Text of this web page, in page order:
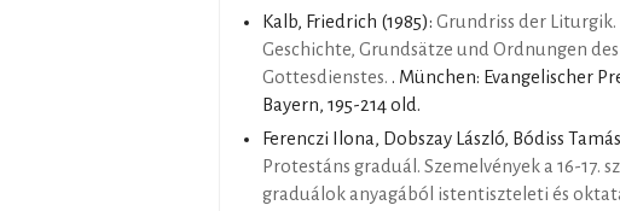
Kalb, Friedrich (1985): Grundriss der
Geschichte, Grundsätze und Ordnungen
Gottesdienstes. . München: Evangelischer
Bayern, 195-214 old.
Ferenczi Ilona, Dobszay László, Bódiss
Protestáns graduál. Szemelvények a 16-17.
graduálok anyagából istentiszteleti és